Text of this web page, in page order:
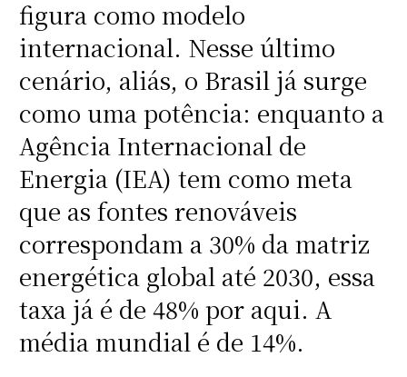
figura como modelo
internacional. Nesse último
cenário, aliás, o Brasil já surge
como uma potência: enquanto a
Agência Internacional de
Energia (IEA) tem como meta
que as fontes renováveis
correspondam a 30% da matriz
energética global até 2030, essa
taxa já é de 48% por aqui. A
média mundial é de 14%.